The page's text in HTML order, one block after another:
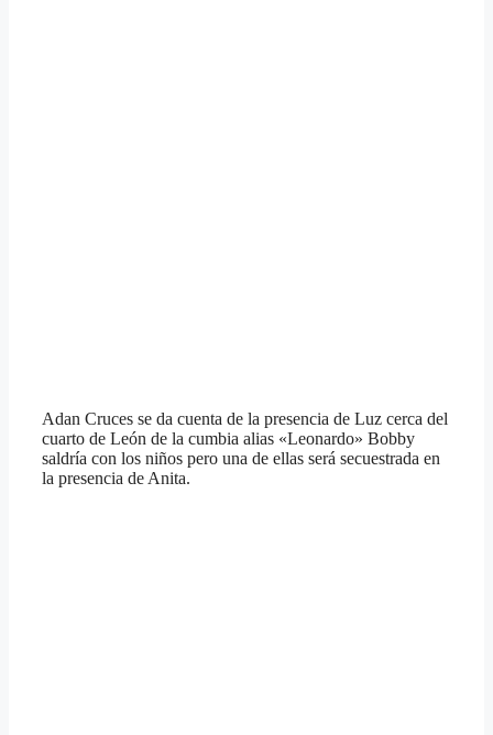
Adan Cruces se da cuenta de la presencia de Luz cerca del
cuarto de León de la cumbia alias «Leonardo» Bobby
saldría con los niños pero una de ellas será secuestrada en
la presencia de Anita.